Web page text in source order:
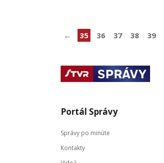
← 35 36 37 38 39
Portál Správy
Správy po minúte
Kontakty